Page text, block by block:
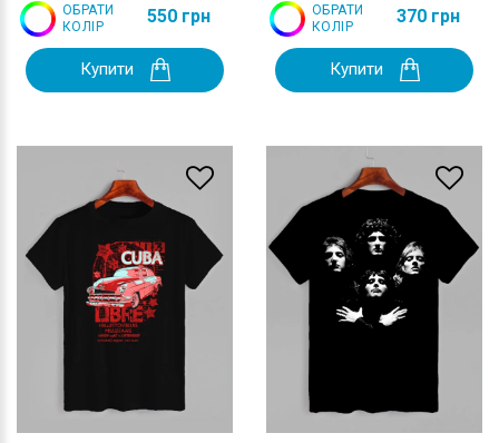
ОБРАТИ
КОЛІР
550 грн
Купити
ОБРАТИ
КОЛІР
370 грн
Купити